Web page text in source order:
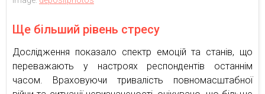
Ще більший рівень стресу
Дослідження показало спектр емоцій та станів, що
переважають у настроях респондентів останнім
часом. Враховуючи тривалість повномасштабної